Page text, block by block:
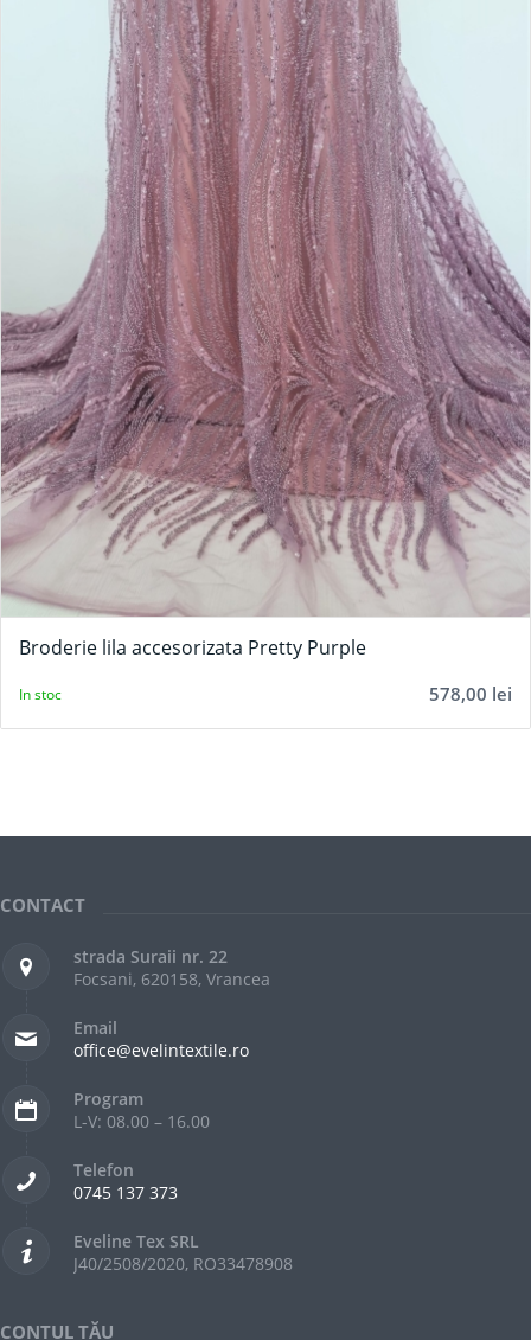
Broderie lila accesorizata Pretty Purple
578,00 lei
In stoc
CONTACT
strada Suraii nr. 22
Focsani, 620158, Vrancea
Email
office@evelintextile.ro
Program
L-V: 08.00 – 16.00
Telefon
0745 137 373
Eveline Tex SRL
J40/2508/2020, RO33478908
CONTUL TĂU